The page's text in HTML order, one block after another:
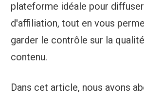
plateforme idéale pour
d'affiliation, tout en vous
garder le contrôle sur la
contenu.
Dans cet article, nous avons